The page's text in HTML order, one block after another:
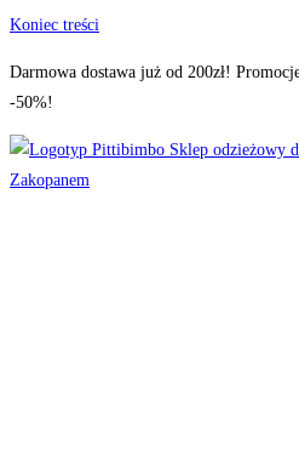
Koniec treści
Darmowa dostawa już od 200zł!
-50%!